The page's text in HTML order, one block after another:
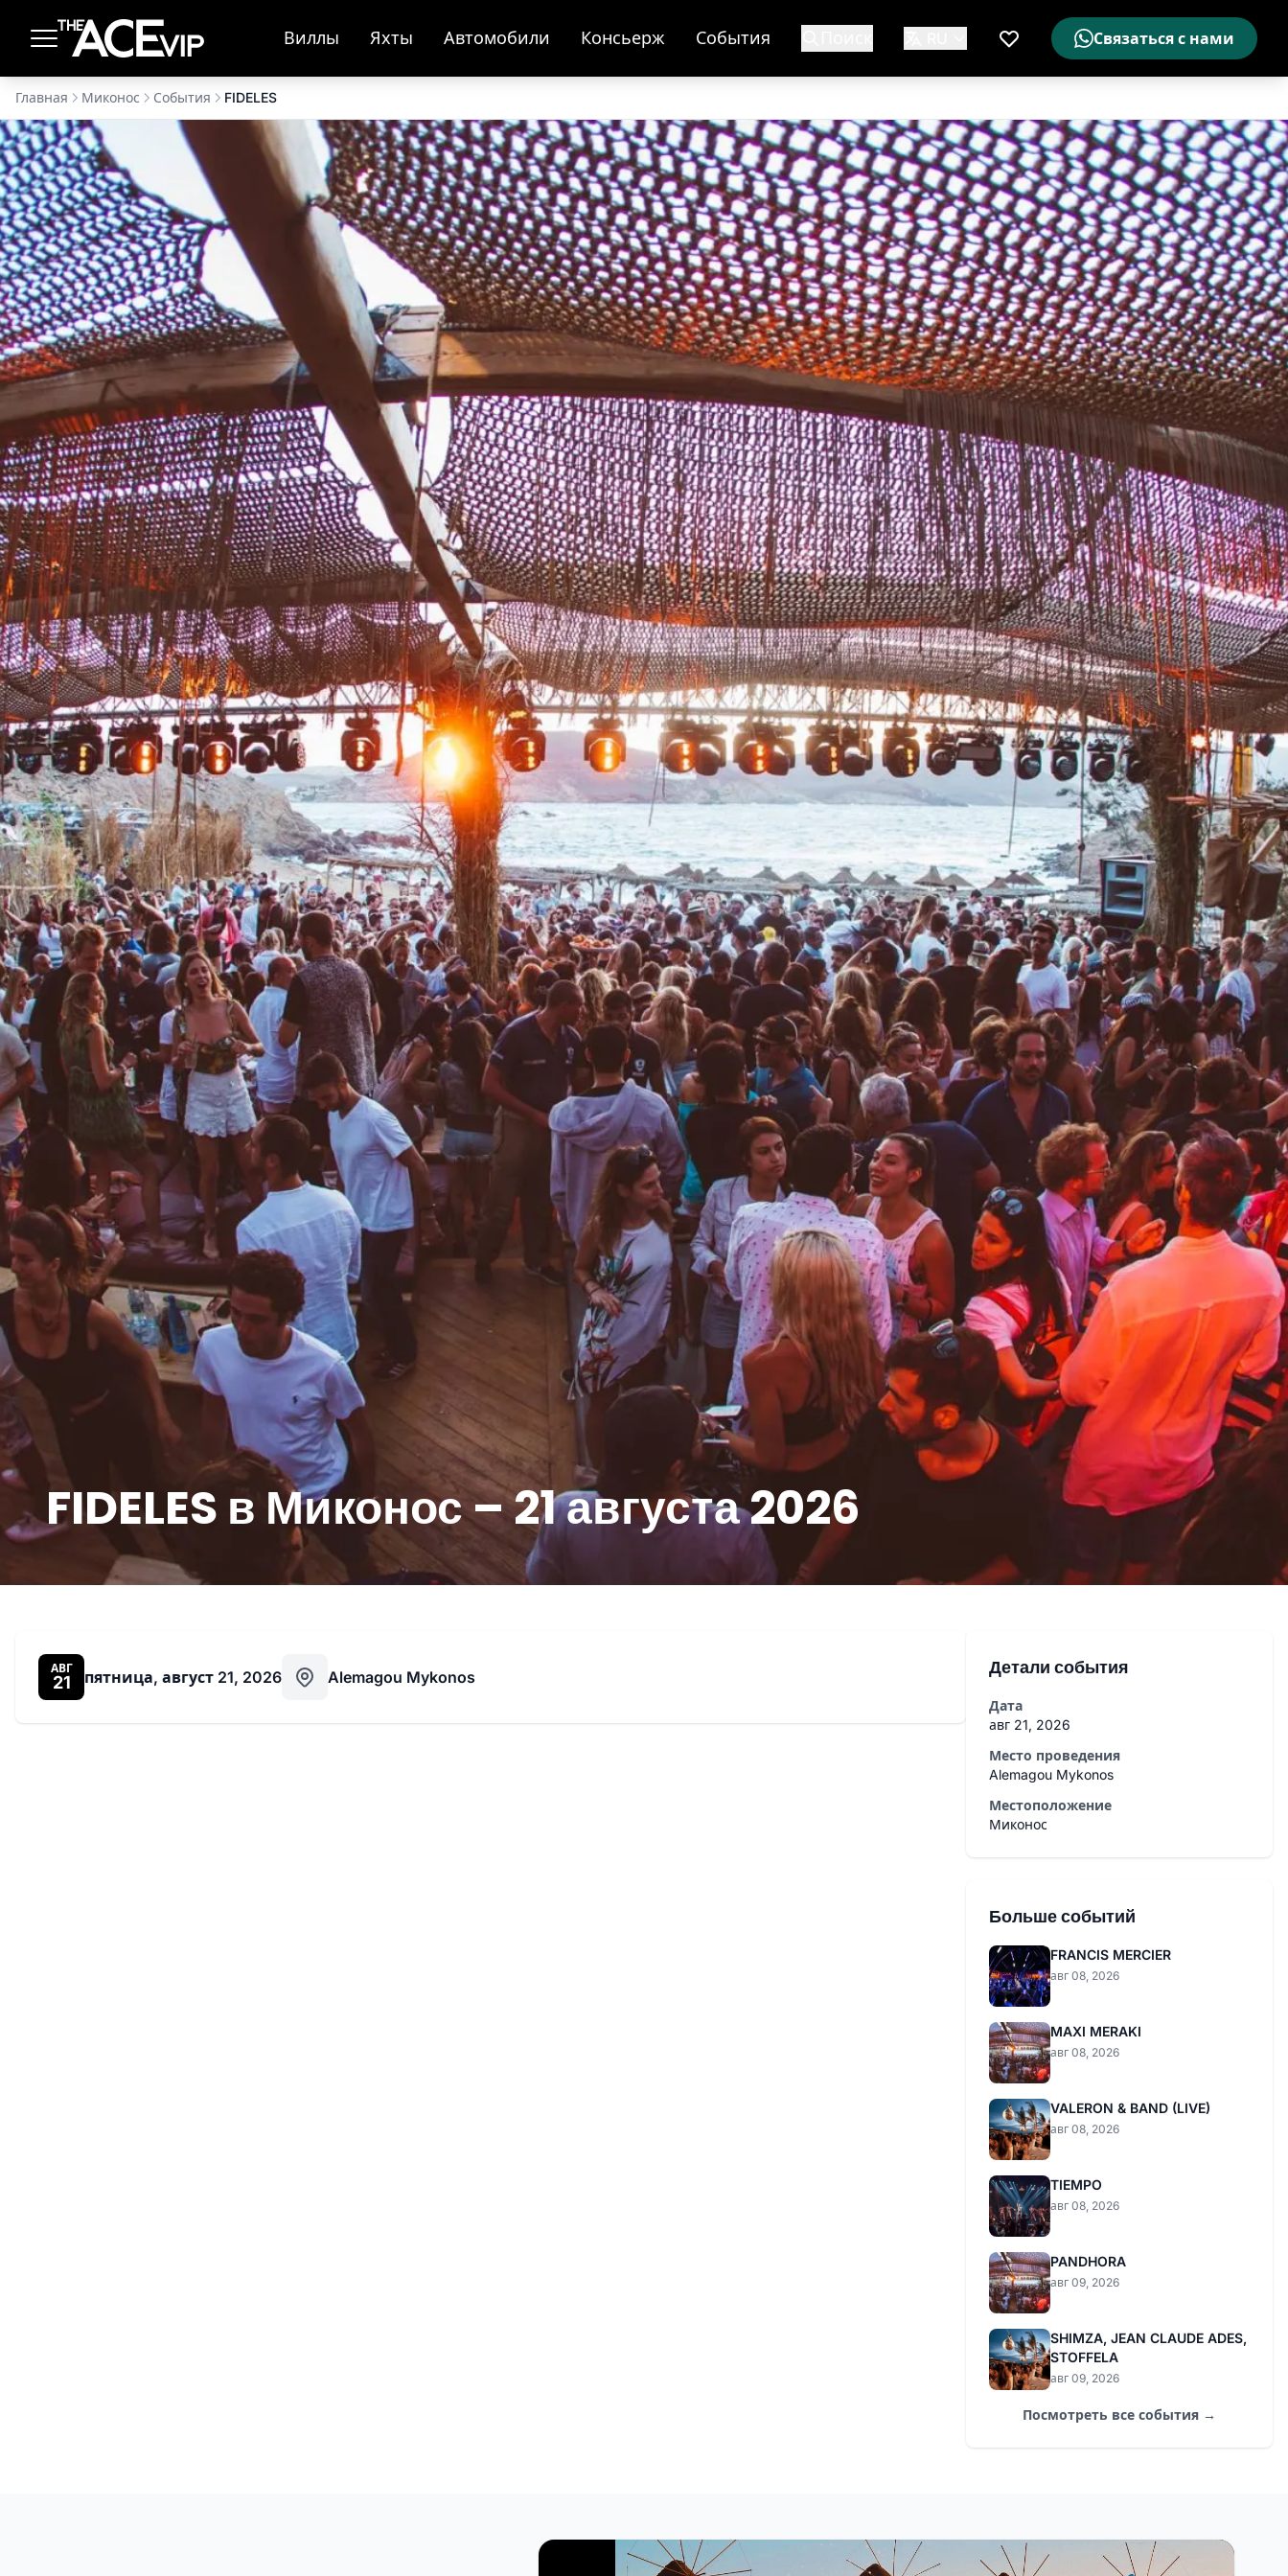
Виллы Яхты Автомобили Консьерж События
Мой список желаемого
Связаться с нами
Главная Миконос События FIDELES
FIDELES в Миконос – 21 августа 2026
АВГ
21 пятница, август 21, 2026 Alemagou Mykonos Детали события
Дата
авг 21, 2026
Место проведения
Alemagou Mykonos
Местоположение
Миконос
Больше событий
FRANCIS MERCIER
авг 08, 2026
MAXI MERAKI
авг 08, 2026
VALERON & BAND (LIVE)
авг 08, 2026
TIEMPO
авг 08, 2026
PANDHORA
авг 09, 2026
SHIMZA, JEAN CLAUDE ADES,
STOFFELA
авг 09, 2026
Посмотреть все события →